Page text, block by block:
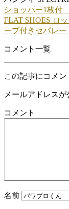
ショッパー1枚付
FLAT SHOES ロ
ープ付きセパレ
コメント一覧
この記事にコメン
メールアドレスが
コメント
名前